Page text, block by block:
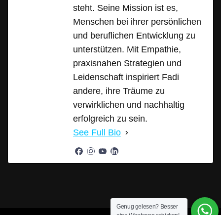
steht. Seine Mission ist es,
Menschen bei ihrer persönlichen
und beruflichen Entwicklung zu
unterstützen. Mit Empathie,
praxisnahen Strategien und
Leidenschaft inspiriert Fadi
andere, ihre Träume zu
verwirklichen und nachhaltig
erfolgreich zu sein.
See Full Bio
Genug gelesen? Besser